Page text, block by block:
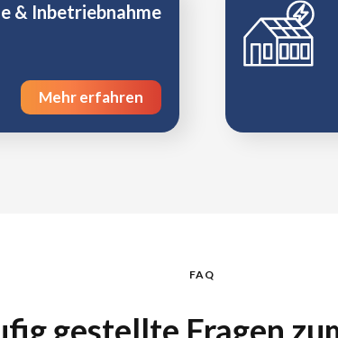
& Inbetriebnahme
Mehr erfahren
FAQ
gestellte Fragen